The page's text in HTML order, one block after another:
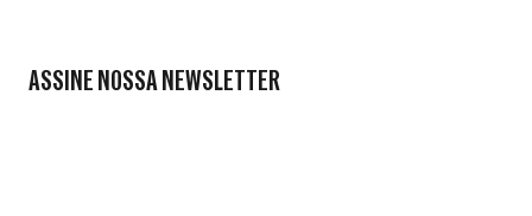
ASSINE NOSSA NEWSLETTER